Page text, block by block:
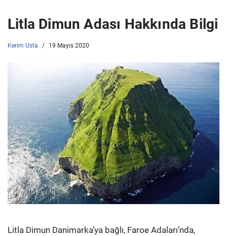
Litla Dimun Adası Hakkında Bilgi
Kerim Usta 19 Mayıs 2020
Litla Dimun Danimarka’ya bağlı, Faroe Adaları’nda,